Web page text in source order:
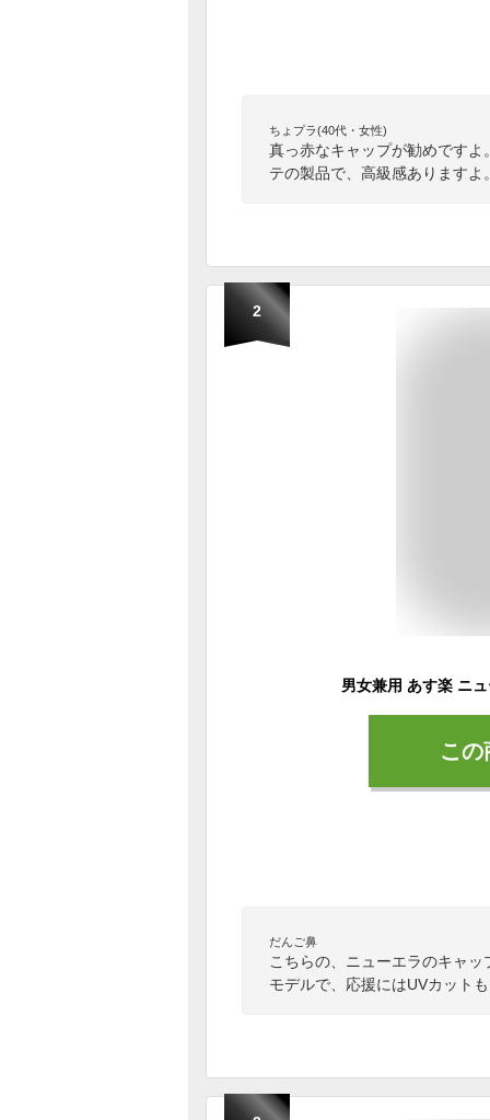
ちょプラ(40代・女性)
真っ赤なキャップが勧めです
テの製品で、高級感ありますよ
2
こ
だんご鼻
こちらの、ニューエラのキャ
モデルで、応援にはUVカット